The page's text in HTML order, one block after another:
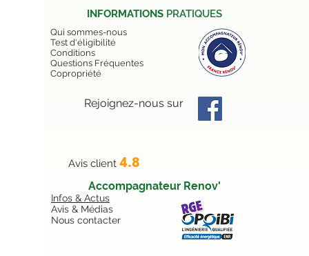
INFORMATIONS PRATIQUES
Qui sommes-nous
Test d'éligibilité
Conditions
Questions Fréquentes
Copropriété
Rejoignez-nous sur
Avis client 4.8
Accompagnateur Renov'
Infos & Actus
Avis & Médias
Nous contacter